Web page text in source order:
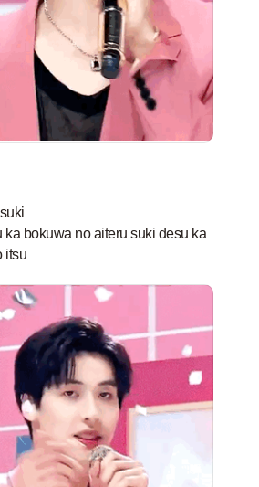
ka bokuwa no aiteru suki desu ka